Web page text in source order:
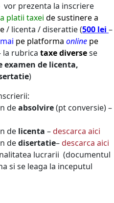
vor prezenta la inscriere
platii taxei de sustinere a
/ licenta / diserattie (500 lei –
pe platforma online pe
la rubrica taxe diversese
examen de licenta,
)
deabsolvire(pt conversie) –
de licenta –descarca aici
dedisertatie–descarca aici
lucrarii (documentul
si se leaga la inceputul